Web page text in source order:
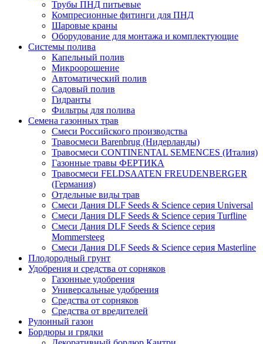
Трубы ПНД питьевые
Компресионные фитинги для ПНД
Шаровые краны
Оборудование для монтажа и комплектующие
Системы полива
Капельный полив
Микроорошение
Автоматический полив
Садовый полив
Гидранты
Фильтры для полива
Семена газонных трав
Смеси Российского производства
Травосмеси Barenbrug (Нидерланды)
Травосмеси CONTINENTAL SEMENCES (Италия)
Газонные травы ФЕРТИКА
Травосмеси FELDSAATEN FREUDENBERGER
(Германия)
Отдельные виды трав
Смеси Дания DLF Seeds & Sciеnce серия Universal
Смеси Дания DLF Seeds & Sciеnce серия Turfline
Смеси Дания DLF Seeds & Sciеnce серия
Mommersteeg
Смеси Дания DLF Seeds & Sciеnce серия Masterline
Плодородный грунт
Удобрения и средства от сорняков
Газонные удобрения
Универсальные удобрения
Средства от сорняков
Средства от вредителей
Рулонный газон
Бордюры и грядки